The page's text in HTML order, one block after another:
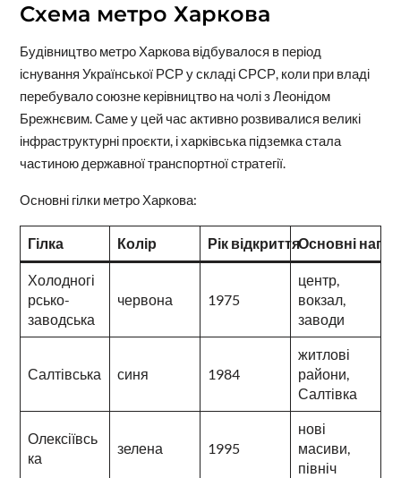
Схема метро Харкова
Будівництво метро Харкова відбувалося в період
існування Української РСР у складі СРСР, коли при владі
перебувало союзне керівництво на чолі з Леонідом
Брежнєвим. Саме у цей час активно розвивалися великі
інфраструктурні проєкти, і харківська підземка стала
частиною державної транспортної стратегії.
Основні гілки метро Харкова:
Гілка Колір Рік відкриттяОсновні
Холодногі
рсько-
заводська
червона 1975
центр,
вокзал,
заводи
Салтівська синя 1984
житлові
райони,
Салтівка
Олексіївсь
ка
зелена 1995
нові
масиви,
північ